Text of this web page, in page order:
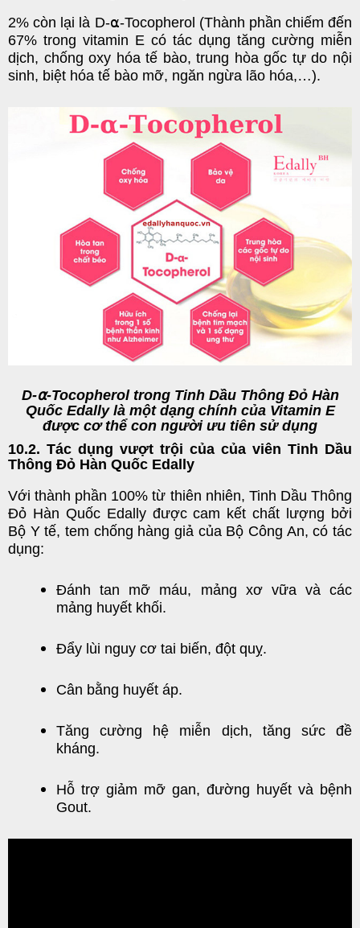
2% còn lại là D-⍺-Tocopherol (Thành phần chiếm đến
67% trong vitamin E có tác dụng tăng cường miễn
dịch, chống oxy hóa tế bào, trung hòa gốc tự do nội
sinh, biệt hóa tế bào mỡ, ngăn ngừa lão hóa,…).
D-⍺-Tocopherol trong Tinh Dầu Thông Đỏ Hàn
Quốc Edally là một dạng chính của Vitamin E
được cơ thể con người ưu tiên sử dụng
10.2. Tác dụng vượt trội của của viên Tinh Dầu
Thông Đỏ Hàn Quốc Edally
Với thành phần 100% từ thiên nhiên, Tinh Dầu Thông
Đỏ Hàn Quốc Edally được cam kết chất lượng bởi
Bộ Y tế, tem chống hàng giả của Bộ Công An, có tác
dụng:
Đánh tan mỡ máu, mảng xơ vữa và các
mảng huyết khối.
Đẩy lùi nguy cơ tai biến, đột quỵ.
Cân bằng huyết áp.
Tăng cường hệ miễn dịch, tăng sức đề
kháng.
Hỗ trợ giảm mỡ gan, đường huyết và bệnh
Gout.